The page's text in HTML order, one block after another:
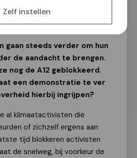
Zelf instellen
Straal
gaan steeds verder om hun
de aandacht te brengen.
nog de A12 geblokkeerd.
een demonstratie te ver
hierbij ingrijpen?
al klimaatactivisten die
of zichzelf ergens aan
tijd blokkeren activisten
de snelweg, bij voorkeur de